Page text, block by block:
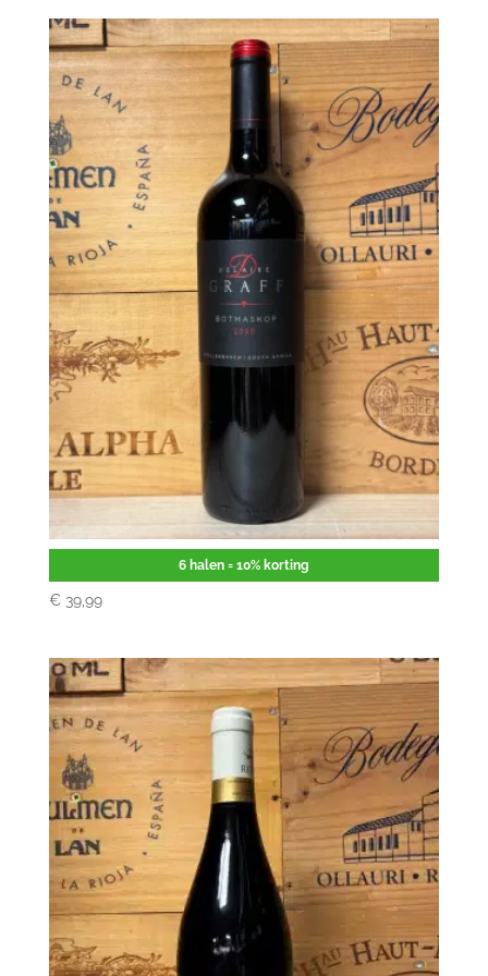
6 halen = 10% korting
Delaire Graff Botmaskop
€39,99